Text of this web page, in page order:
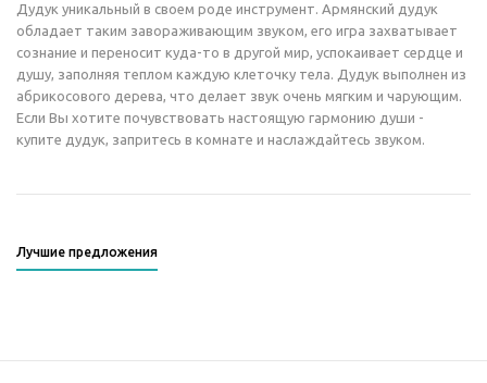
Дудук уникальный в своем роде инструмент. Армянский дудук
обладает таким завораживающим звуком, его игра захватывает
сознание и переносит куда-то в другой мир, успокаивает сердце и
душу, заполняя теплом каждую клеточку тела. Дудук выполнен из
абрикосового дерева, что делает звук очень мягким и чарующим.
Если Вы хотите почувствовать настоящую гармонию души -
купите дудук, запритесь в комнате и наслаждайтесь звуком.
Лучшие предложения